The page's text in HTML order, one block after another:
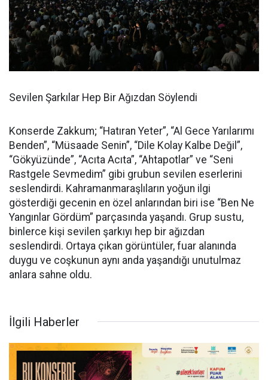
Sevilen Şarkılar Hep Bir Ağızdan Söylendi
Konserde Zakkum; “Hatıran Yeter”, “Al Gece Yarılarımı
Benden”, “Müsaade Senin”, “Dile Kolay Kalbe Değil”,
“Gökyüzünde”, “Acıta Acıta”, “Ahtapotlar” ve “Seni
Rastgele Sevmedim” gibi grubun sevilen eserlerini
seslendirdi. Kahramanmaraşlıların yoğun ilgi
gösterdiği gecenin en özel anlarından biri ise “Ben Ne
Yangınlar Gördüm” parçasında yaşandı. Grup sustu,
binlerce kişi sevilen şarkıyı hep bir ağızdan
seslendirdi. Ortaya çıkan görüntüler, fuar alanında
duygu ve coşkunun aynı anda yaşandığı unutulmaz
anlara sahne oldu.
İlgili Haberler